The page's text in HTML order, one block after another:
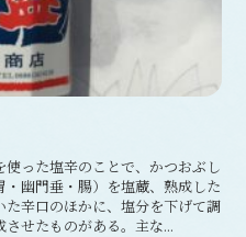
った塩辛のことで、かつおぶし
幽門垂・腸）を塩蔵、熟成した
辛口のほかに、塩分を下げて調
せたものがある。主な...